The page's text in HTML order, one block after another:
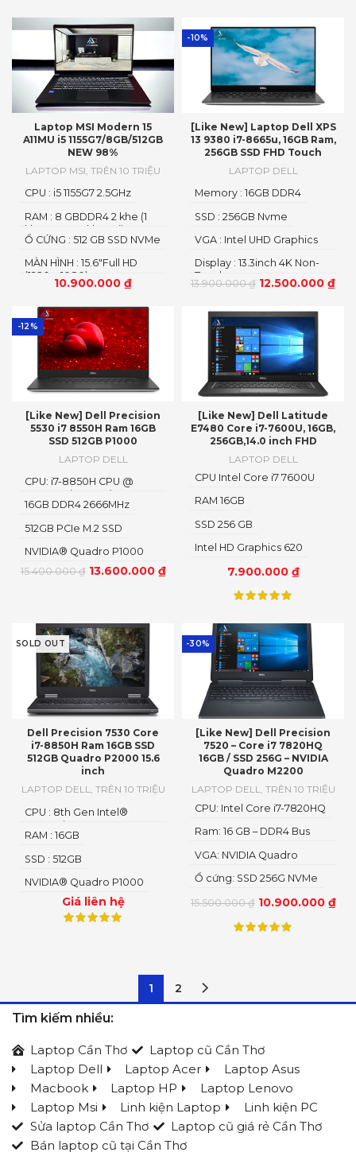
Laptop MSI Modern 15
A11MU i5 1155G7/8GB/512GB
NEW 98%
LAPTOP MSI TRÊN 10 TRIỆU
10.900.000 ₫
MÀN HÌNH : 15.6"Full HD
(1920 x 1080)
Ổ CỨNG : 512 GB SSD NVMe
RAM : 8 GBDDR4 2 khe (1
khe 8 GB + 1 khe rời)3200
MHz
CPU : i5 1155G7 2.5GHz
-10%
[Like New] Laptop Dell XPS
13 9380 i7-8665u, 16GB Ram,
256GB SSD FHD Touch
LAPTOP DELL
13.900.000₫ 12.500.000 ₫
Display : 13.3inch 4K Non-
Touch
VGA : Intel UHD Graphics
SSD : 256GB Nvme
Memory : 16GB DDR4
-12%
[Like New] Dell Precision
5530 i7 8550H Ram 16GB
SSD 512GB P1000
LAPTOP DELL
15.400.000₫ 13.600.000 ₫
NVIDIA® Quadro P1000
512GB PCIe M.2 SSD
16GB DDR4 2666MHz
CPU: i7-8850H CPU @
2.60GHz (12 CPUs), ~2.6GHz
[Like New] Dell Latitude
E7480 Core i7-7600U, 16GB,
256GB,14.0 inch FHD
LAPTOP DELL
7.900.000 ₫
Intel HD Graphics 620
SSD 256 GB
RAM 16GB
CPU Intel Core i7 7600U
SOLD OUT
Dell Precision 7530 Core
i7-8850H Ram 16GB SSD
512GB Quadro P2000 15.6
inch
LAPTOP DELL, TRÊN 10 TRIỆU
Giá liên hệ
NVIDIA® Quadro P1000
SSD : 512GB
RAM : 16GB
CPU : 8th Gen Intel®
Core™ i7-8850H
-30%
[Like New] Dell Precision
7520 – Core i7 7820HQ
16GB / SSD 256G – NVIDIA
Quadro M2200
LAPTOP DELL, TRÊN 10 TRIỆU
15.500.000₫ 10.900.000 ₫
Ổ cứng: SSD 256G NVMe
VGA: NVIDIA Quadro
Ram: 16 GB – DDR4 Bus
CPU: Intel Core i7-7820HQ
1 2
Tìm kiếm nhiều:
Laptop Cần Thơ
Laptop cũ Cần Thơ
Laptop Dell
Laptop Acer
Laptop Asus
Macbook
Laptop HP
Laptop Lenovo
Laptop Msi
Linh kiện Laptop
Linh kiện PC
Sửa laptop Cần Thơ
Laptop cũ giá rẻ Cần Thơ
Bán laptop cũ tại Cần Thơ